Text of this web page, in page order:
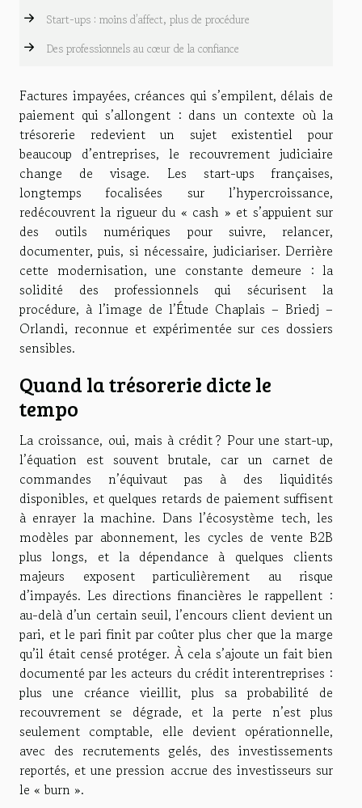
Start-ups : moins d’affect, plus de procédure
Des professionnels au cœur de la confiance
Factures impayées, créances qui s’empilent, délais de
paiement qui s’allongent : dans un contexte où la
trésorerie redevient un sujet existentiel pour
beaucoup d’entreprises, le recouvrement judiciaire
change de visage. Les start-ups françaises,
longtemps focalisées sur l’hypercroissance,
redécouvrent la rigueur du « cash » et s’appuient sur
des outils numériques pour suivre, relancer,
documenter, puis, si nécessaire, judiciariser. Derrière
cette modernisation, une constante demeure : la
solidité des professionnels qui sécurisent la
procédure, à l’image de l’Étude Chaplais – Briedj –
Orlandi, reconnue et expérimentée sur ces dossiers
sensibles.
Quand la trésorerie dicte le
tempo
La croissance, oui, mais à crédit ? Pour une start-up,
l’équation est souvent brutale, car un carnet de
commandes n’équivaut pas à des liquidités
disponibles, et quelques retards de paiement suffisent
à enrayer la machine. Dans l’écosystème tech, les
modèles par abonnement, les cycles de vente B2B
plus longs, et la dépendance à quelques clients
majeurs exposent particulièrement au risque
d’impayés. Les directions financières le rappellent :
au-delà d’un certain seuil, l’encours client devient un
pari, et le pari finit par coûter plus cher que la marge
qu’il était censé protéger. À cela s’ajoute un fait bien
documenté par les acteurs du crédit interentreprises :
plus une créance vieillit, plus sa probabilité de
recouvrement se dégrade, et la perte n’est plus
seulement comptable, elle devient opérationnelle,
avec des recrutements gelés, des investissements
reportés, et une pression accrue des investisseurs sur
le « burn ».